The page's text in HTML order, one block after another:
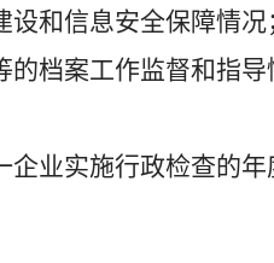
设和信息安全保障情况
的档案工作监督和指
企业实施行政检查的